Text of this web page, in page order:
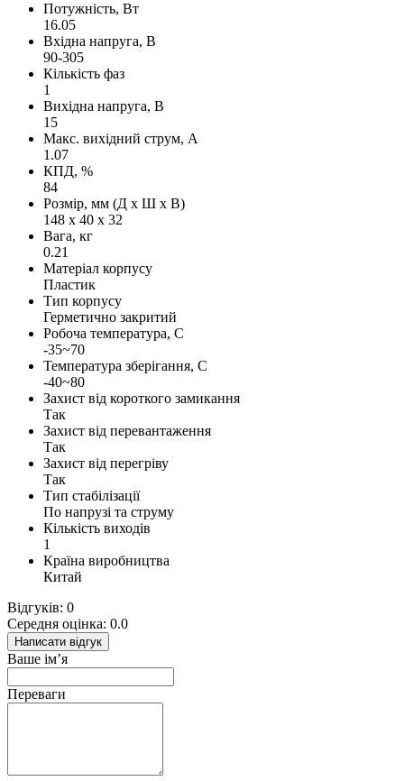
Потужність, Вт
16.05
Вхідна напруга, В
90-305
Кількість фаз
1
Вихідна напруга, В
15
Макс. вихідний струм, А
1.07
КПД, %
84
Розмір, мм (Д х Ш х В)
148 х 40 х 32
Вага, кг
0.21
Матеріал корпусу
Пластик
Тип корпусу
Герметично закритий
Робоча температура, С
-35~70
Температура зберігання, С
-40~80
Захист від короткого замикання
Так
Захист від перевантаження
Так
Захист від перегріву
Так
Тип стабілізації
По напрузі та струму
Кількість виходів
1
Країна виробництва
Китай
Відгуків: 0
Середня оцінка: 0.0
Написати відгук
Ваше ім’я
Переваги